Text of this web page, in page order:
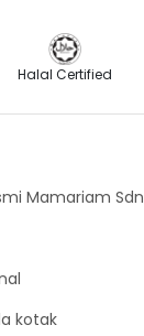
Halal Certified
Mamariam Sdn
kotak